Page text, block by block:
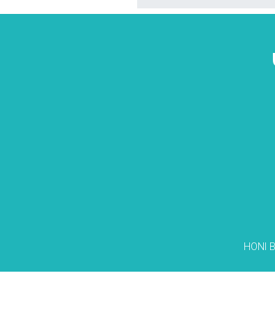
HONI